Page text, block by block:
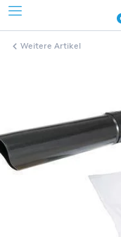
Weitere Artikel